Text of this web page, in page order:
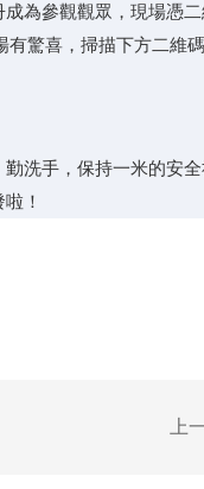
為參觀觀眾，現場憑
有驚喜，掃描下方二維
洗手，保持一米的安全
！
上